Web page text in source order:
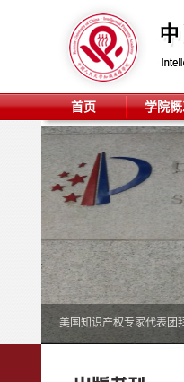
首页 学院概
美国知识产权专家代表团